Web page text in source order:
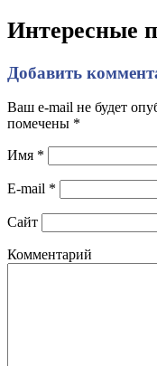
Интересные
Добавить
Ваш e-mail не будет
помечены *
Имя *
E-mail *
Сайт
Комментарий